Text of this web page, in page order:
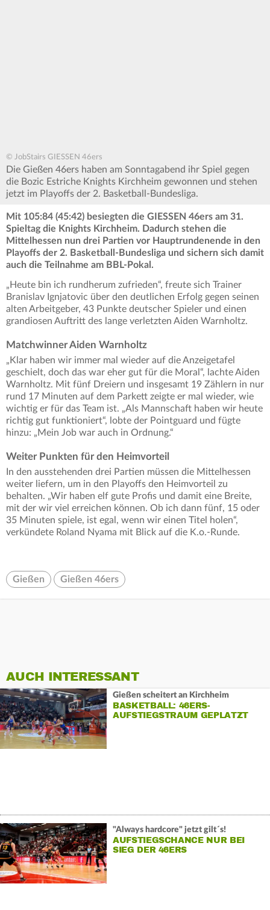
© JobStairs GIESSEN 46ers
Die Gießen 46ers haben am Sonntagabend ihr Spiel gegen
die Bozic Estriche Knights Kirchheim gewonnen und stehen
jetzt im Playoffs der 2. Basketball-Bundesliga.
Mit 105:84 (45:42) besiegten die GIESSEN 46ers am 31.
Spieltag die Knights Kirchheim. Dadurch stehen die
Mittelhessen nun drei Partien vor Hauptrundenende in den
Playoffs der 2. Basketball-Bundesliga und sichern sich damit
auch die Teilnahme am BBL-Pokal.
„Heute bin ich rundherum zufrieden“, freute sich Trainer
Branislav Ignjatovic über den deutlichen Erfolg gegen seinen
alten Arbeitgeber, 43 Punkte deutscher Spieler und einen
grandiosen Auftritt des lange verletzten Aiden Warnholtz.
Matchwinner Aiden Warnholtz
„Klar haben wir immer mal wieder auf die Anzeigetafel
geschielt, doch das war eher gut für die Moral“, lachte Aiden
Warnholtz. Mit fünf Dreiern und insgesamt 19 Zählern in nur
rund 17 Minuten auf dem Parkett zeigte er mal wieder, wie
wichtig er für das Team ist. „Als Mannschaft haben wir heute
richtig gut funktioniert“, lobte der Pointguard und fügte
hinzu: „Mein Job war auch in Ordnung.“
Weiter Punkten für den Heimvorteil
In den ausstehenden drei Partien müssen die Mittelhessen
weiter liefern, um in den Playoffs den Heimvorteil zu
behalten. „Wir haben elf gute Profis und damit eine Breite,
mit der wir viel erreichen können. Ob ich dann fünf, 15 oder
35 Minuten spiele, ist egal, wenn wir einen Titel holen“,
verkündete Roland Nyama mit Blick auf die K.o.-Runde.
Gießen Gießen 46ers
AUCH INTERESSANT
Gießen scheitert an Kirchheim
BASKETBALL: 46ERS-
AUFSTIEGSTRAUM GEPLATZT
"Always hardcore" jetzt gilt´s!
AUFSTIEGSCHANCE NUR BEI
SIEG DER 46ERS